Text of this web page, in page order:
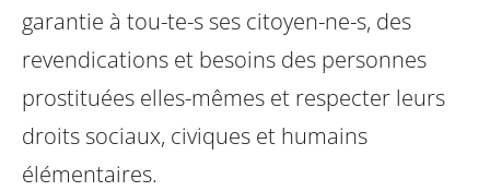
garantie à tou-te-s ses citoyen-ne-s, des
revendications et besoins des personnes
prostituées elles-mêmes et respecter leurs
droits sociaux, civiques et humains
élémentaires.